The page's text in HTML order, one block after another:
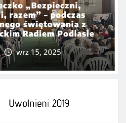
„Bezpieczni,
razem” – podczas
świętowania z
Radiem Podlasie
wrz 15, 2025